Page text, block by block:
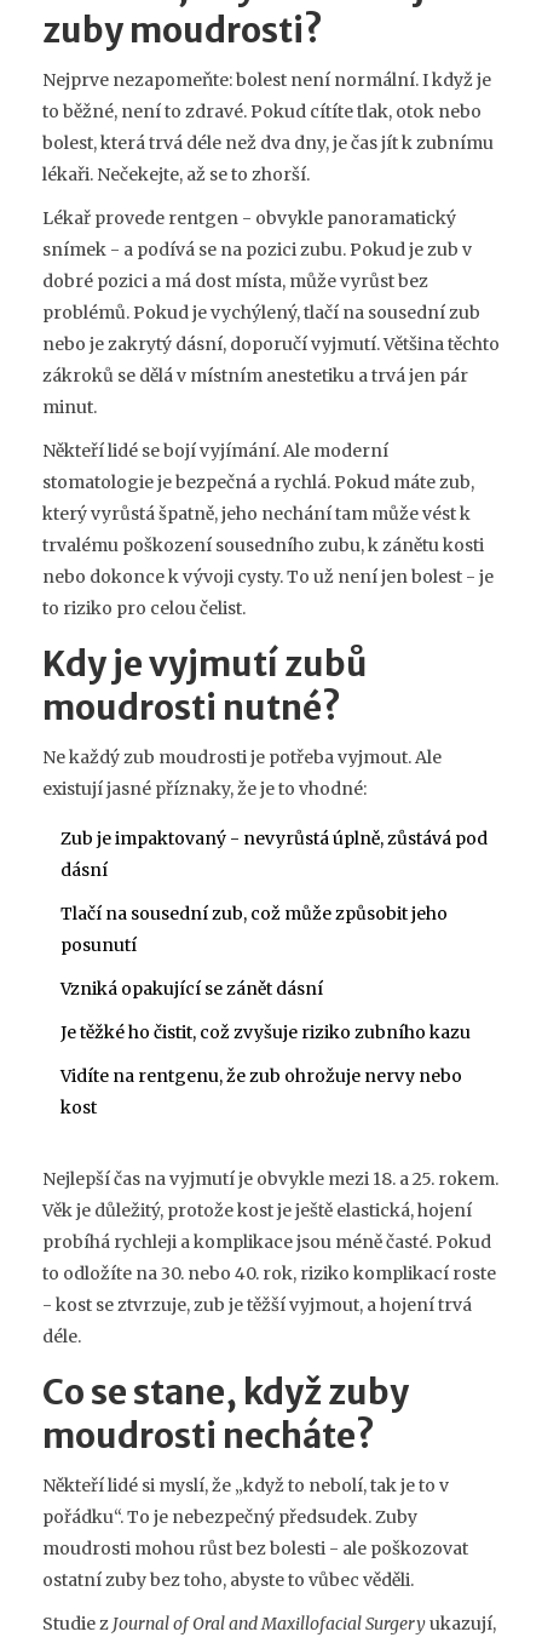
zuby moudrosti?
Nejprve nezapomeňte: bolest není normální. I když je
to běžné, není to zdravé. Pokud cítíte tlak, otok nebo
bolest, která trvá déle než dva dny, je čas jít k zubnímu
lékaři. Nečekejte, až se to zhorší.
Lékař provede rentgen - obvykle panoramatický
snímek - a podívá se na pozici zubu. Pokud je zub v
dobré pozici a má dost místa, může vyrůst bez
problémů. Pokud je vychýlený, tlačí na sousední zub
nebo je zakrytý dásní, doporučí vyjmutí. Většina těchto
zákroků se dělá v místním anestetiku a trvá jen pár
minut.
Někteří lidé se bojí vyjímání. Ale moderní
stomatologie je bezpečná a rychlá. Pokud máte zub,
který vyrůstá špatně, jeho nechání tam může vést k
trvalému poškození sousedního zubu, k zánětu kosti
nebo dokonce k vývoji cysty. To už není jen bolest - je
to riziko pro celou čelist.
Kdy je vyjmutí zubů
moudrosti nutné?
Ne každý zub moudrosti je potřeba vyjmout. Ale
existují jasné příznaky, že je to vhodné:
Zub je impaktovaný - nevyrůstá úplně, zůstává pod
dásní
Tlačí na sousední zub, což může způsobit jeho
posunutí
Vzniká opakující se zánět dásní
Je těžké ho čistit, což zvyšuje riziko zubního kazu
Vidíte na rentgenu, že zub ohrožuje nervy nebo
kost
Nejlepší čas na vyjmutí je obvykle mezi 18. a 25. rokem.
Věk je důležitý, protože kost je ještě elastická, hojení
probíhá rychleji a komplikace jsou méně časté. Pokud
to odložíte na 30. nebo 40. rok, riziko komplikací roste
- kost se ztvrzuje, zub je těžší vyjmout, a hojení trvá
déle.
Co se stane, když zuby
moudrosti necháte?
Někteří lidé si myslí, že „když to nebolí, tak je to v
pořádku“. To je nebezpečný předsudek. Zuby
moudrosti mohou růst bez bolesti - ale poškozovat
ostatní zuby bez toho, abyste to vůbec věděli.
Studie z Journal of Oral and Maxillofacial Surgeryukazují,